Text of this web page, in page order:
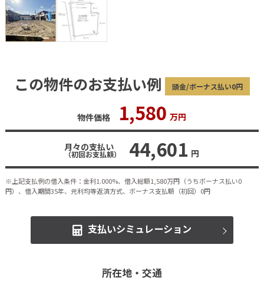
この物件のお支払い例 頭金/ボーナス払い0円
物件価格 1,580 万円
月々の支払い
（初回お支払額） 44,601 円
※上記支払例の借入条件：金利1.000%、借入総額1,580万円（うちボーナス払い0
円）、借入期間35年、元利均等返済方式、ボーナス支払額（初回）0円
支払いシミュレーション
所在地・交通